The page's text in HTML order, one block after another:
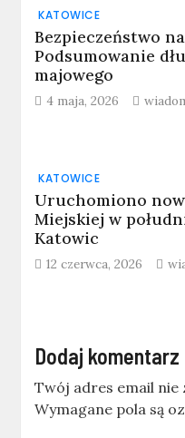
KATOWICE
Bezpieczeństwo
Podsumowanie
majowego
4 maja, 2026
KATOWICE
Uruchomiono
Miejskiej w
Katowic
12 czerwca, 2026
Dodaj komentarz
Twój adres email nie
Wymagane pola są